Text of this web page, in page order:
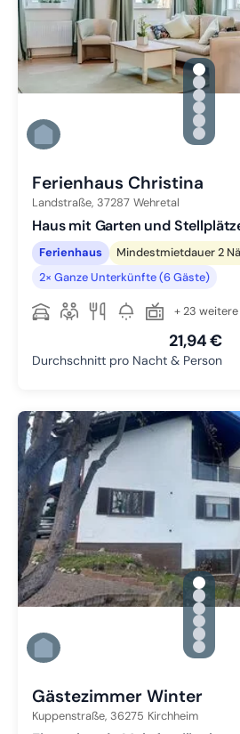
Zu
Zu
Zu
Zu
Zu
Zu
Ferienhaus Christina
Landstraße, 37287 Wehretal
Haus mit Garten und
Ferienhaus
Mindestmietdauer 2
2× Ganze Unterkünfte (6 Gäste)
+ 23 weitere
21,94 €
Durchschnitt pro Nacht & Person
Zu
Zu
Zu
Zu
Zu
Zu
Gästezimmer Winter
Kuppenstraße, 36275 Kirchheim